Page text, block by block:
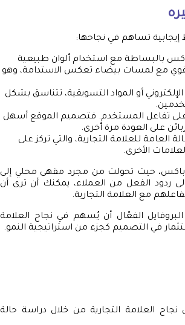
تساهم في نجاحها:
بالبساطة مع استخدام ألوان طبيعية
مع لمسات بيضاء تعكس الاستدامة، وهو
أو المواد التسويقية، تتناسق بشكل
تفاعل المستخدم. فتصميم الموقع أسهل
على العودة مرة أخرى.
للعلامة التجارية، والتي تركز على
الأخرى.
حيث تحولت من مجرد مقهى محلي إلى
ردود الفعل من العملاء، يمكنك أن ترى أن
مع العلامة التجارية.
الفعّال أن يُسهم في نجاح العلامة
في التصميم كجزء من استراتيجية النمو.
العلامة التجارية من خلال دراسة حالة